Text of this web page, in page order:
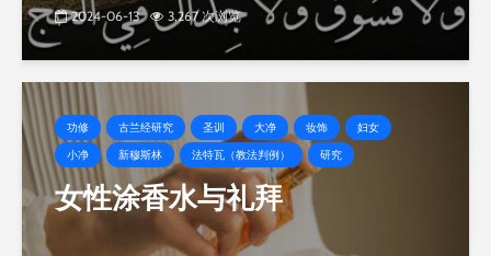
2024-06-13 3,267 次浏览
功修 古兰经研究 圣训 大净 妆饰
妇女
小净
新穆斯林 法特瓦（教法判例） 研究
女性涂香水与礼拜